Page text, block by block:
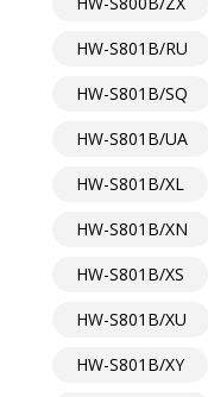
HW-S801B/RU
HW-S801B/SQ
HW-S801B/UA
HW-S801B/XL
HW-S801B/XN
HW-S801B/XS
HW-S801B/XU
HW-S801B/XY